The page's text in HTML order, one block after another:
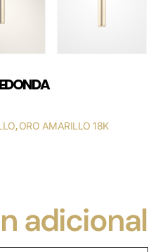
,ORO AMARILLO 18K
adicional